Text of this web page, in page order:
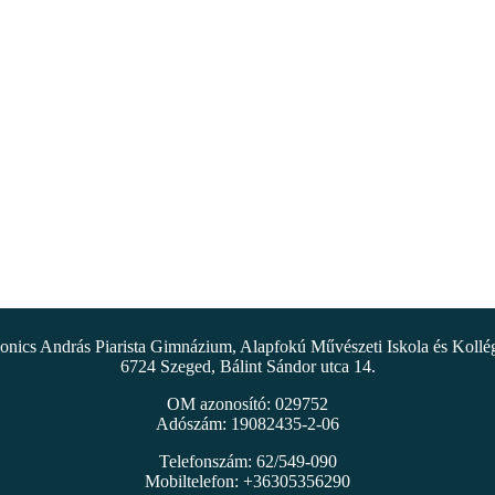
András Piarista Gimnázium, Alapfokú Művészeti Iskola és
6724 Szeged, Bálint Sándor utca 14.
OM azonosító: 029752
Adószám: 19082435-2-06
Telefonszám: 62/549-090
Mobiltelefon: +36305356290